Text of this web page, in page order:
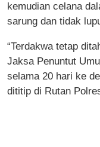
kemudian celana
sarung dan tidak
“Terdakwa tetap
Jaksa Penuntut
selama 20 hari ke
dititip di Rutan